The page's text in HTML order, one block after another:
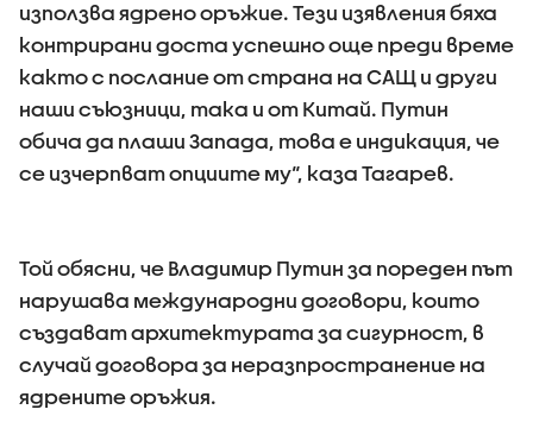
използва ядрено оръжие. Тези изявления бяха
контрирани доста успешно още преди време
както с послание от страна на САЩ и други
наши съюзници, така и от Китай. Путин
обича да плаши Запада, това е индикация, че
се изчерпват опциите му“, каза Тагарев.
Той обясни, че Владимир Путин за пореден път
нарушава международни договори, които
създават архитектурата за сигурност, в
случай договора за неразпространение на
ядрените оръжия.